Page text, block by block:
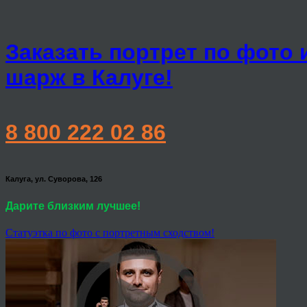
Заказать портрет по фото
шарж в Калуге!
8 800 222 02 86
Калуга, ул. Суворова, 126
Дарите близким лучшее!
Статуэтка по фото с портретным сходством!